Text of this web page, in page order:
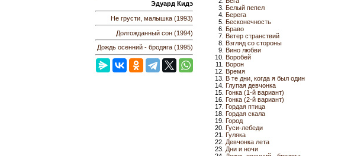
Эдуард Кидэ
Не грусти, малышка (1993)
Долгожданный сон (1994)
Дождь осенний - бродяга (1995)
Белый пепел
Берега
Бесконечность
Браво
Ветер странствий
Взгляд со стороны
Вино любви
Воробей
Ворон
Время
В те дни, когда я был один
Глупая девчонка
Гонка (1-й вариант)
Гонка (2-й вариант)
Гордая птица
Гордая скала
Город
Гуси-лебеди
Гуляка
Девчонка лета
Дни и ночи